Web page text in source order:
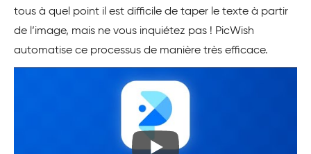
tous à quel point il est difficile de taper le texte à partir
de l’image, mais ne vous inquiétez pas ! PicWish
automatise ce processus de manière très efficace.